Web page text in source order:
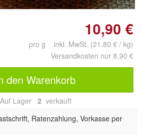
10,90 €
pro g inkl. MwSt. (21,80 € / kg)
Versandkosten nur 8,90 €
den Warenkorb
Auf Lager 2 verkauft
Ratenzahlung, Vorkasse per